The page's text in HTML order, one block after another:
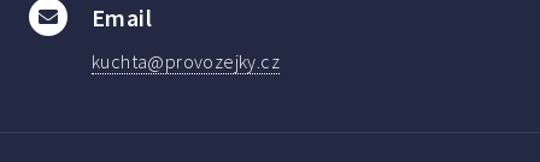
Email
kuchta@provozejky.cz